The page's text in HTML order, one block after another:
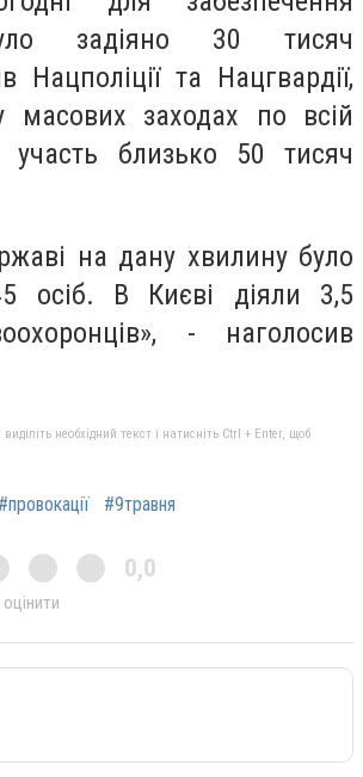
задіяно 30 тисяч
Нацполіції та Нацгвардії,
заходах по всій
участь близько 50 тисяч
на дану хвилину було
осіб. В Києві діяли 3,5
- наголосив
необхідний текст і натисніть Ctrl + Enter, щоб
#провокації #9травня
0,0